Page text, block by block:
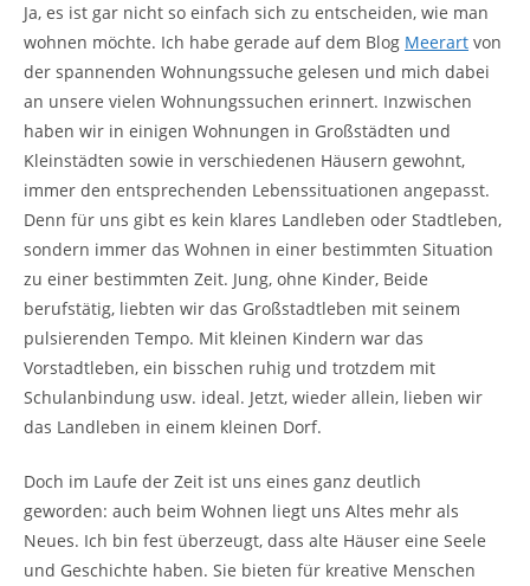
Ja, es ist gar nicht so einfach sich zu entscheiden, wie man
wohnen möchte. Ich habe gerade auf dem Blog Meerart von
der spannenden Wohnungssuche gelesen und mich dabei
an unsere vielen Wohnungssuchen erinnert. Inzwischen
haben wir in einigen Wohnungen in Großstädten und
Kleinstädten sowie in verschiedenen Häusern gewohnt,
immer den entsprechenden Lebenssituationen angepasst.
Denn für uns gibt es kein klares Landleben oder Stadtleben,
sondern immer das Wohnen in einer bestimmten Situation
zu einer bestimmten Zeit. Jung, ohne Kinder, Beide
berufstätig, liebten wir das Großstadtleben mit seinem
pulsierenden Tempo. Mit kleinen Kindern war das
Vorstadtleben, ein bisschen ruhig und trotzdem mit
Schulanbindung usw. ideal. Jetzt, wieder allein, lieben wir
das Landleben in einem kleinen Dorf.
Doch im Laufe der Zeit ist uns eines ganz deutlich
geworden: auch beim Wohnen liegt uns Altes mehr als
Neues. Ich bin fest überzeugt, dass alte Häuser eine Seele
und Geschichte haben. Sie bieten für kreative Menschen